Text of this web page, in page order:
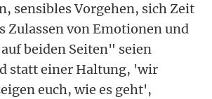
sensibles Vorgehen, sich Zeit
Zulassen von Emotionen und
beiden Seiten" seien
statt einer Haltung, 'wir
euch, wie es geht',